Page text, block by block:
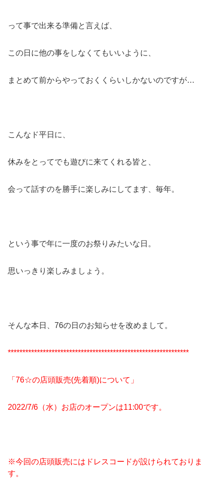
って事で出来る準備と言えば、
この日に他の事をしなくてもいいように、
まとめて前からやっておくくらいしかないのですが…
こんなド平日に、
休みをとってでも遊びに来てくれる皆と、
会って話すのを勝手に楽しみにしてます、毎年。
という事で年に一度のお祭りみたいな日。
思いっきり楽しみましょう。
そんな本日、76の日のお知らせを改めまして。
**************************************************************
「76☆の店頭販売(先着順)について」
2022/7/6（水）お店のオープンは11:00です。
※今回の店頭販売にはドレスコードが設けられておりま
す。